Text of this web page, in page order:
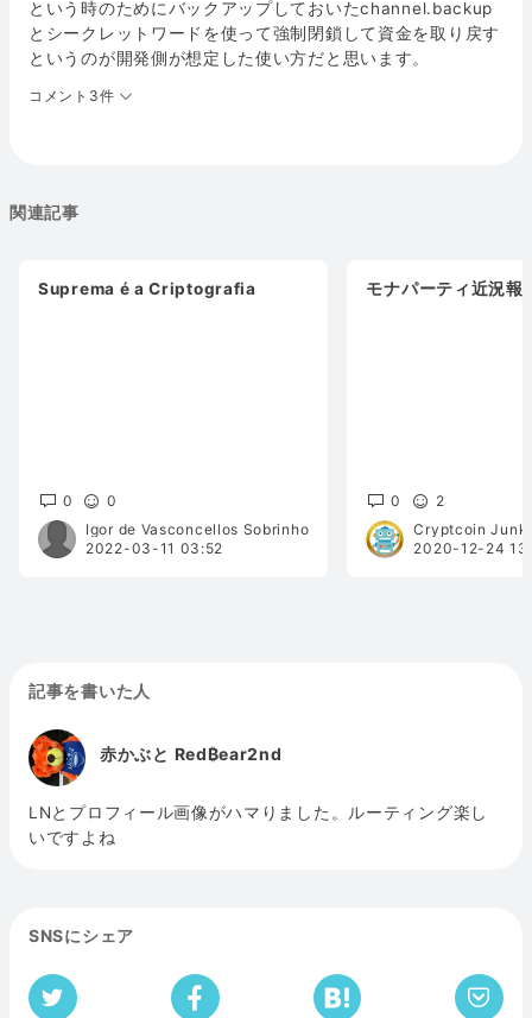
という時のためにバックアップしておいたchannel.backup
とシークレットワードを使って強制閉鎖して資金を取り戻す
というのが開発側が想定した使い方だと思います。
コメント3件
関連記事
Suprema é a Criptografia
0
0
Igor de Vasconcellos Sobrinho
2022-03-11 03:52
モナパーティ近況報
0
2
Cryptcoin
2020-12-24
記事を書いた人
赤かぶと Red₿ear2nd
LNとプロフィール画像がハマりました。ルーティング楽し
いですよね
SNSにシェア